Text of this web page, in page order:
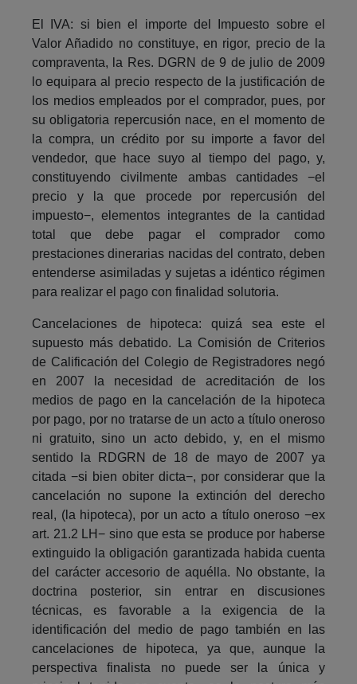
El IVA: si bien el importe del Impuesto sobre el
Valor Añadido no constituye, en rigor, precio de la
compraventa, la Res. DGRN de 9 de julio de 2009
lo equipara al precio respecto de la justificación de
los medios empleados por el comprador, pues, por
su obligatoria repercusión nace, en el momento de
la compra, un crédito por su importe a favor del
vendedor, que hace suyo al tiempo del pago, y,
constituyendo civilmente ambas cantidades −el
precio y la que procede por repercusión del
impuesto−, elementos integrantes de la cantidad
total que debe pagar el comprador como
prestaciones dinerarias nacidas del contrato, deben
entenderse asimiladas y sujetas a idéntico régimen
para realizar el pago con finalidad solutoria.
Cancelaciones de hipoteca: quizá sea este el
supuesto más debatido. La Comisión de Criterios
de Calificación del Colegio de Registradores negó
en 2007 la necesidad de acreditación de los
medios de pago en la cancelación de la hipoteca
por pago, por no tratarse de un acto a título oneroso
ni gratuito, sino un acto debido, y, en el mismo
sentido la RDGRN de 18 de mayo de 2007 ya
citada −si bien obiter dicta−, por considerar que la
cancelación no supone la extinción del derecho
real, (la hipoteca), por un acto a título oneroso −ex
art. 21.2 LH− sino que esta se produce por haberse
extinguido la obligación garantizada habida cuenta
del carácter accesorio de aquélla. No obstante, la
doctrina posterior, sin entrar en discusiones
técnicas, es favorable a la exigencia de la
identificación del medio de pago también en las
cancelaciones de hipoteca, ya que, aunque la
perspectiva finalista no puede ser la única y